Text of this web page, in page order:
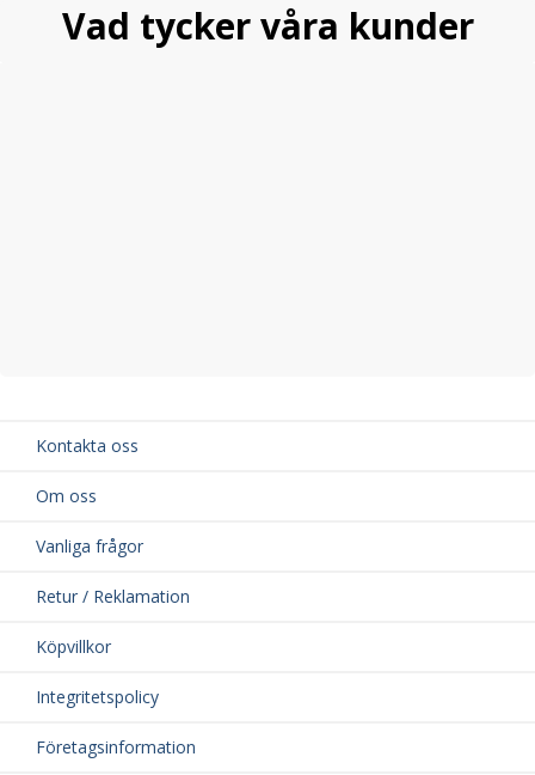
Vad tycker våra kunder
Kontakta oss
Om oss
Vanliga frågor
Retur / Reklamation
Köpvillkor
Integritetspolicy
Företagsinformation